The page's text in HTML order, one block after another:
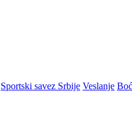
Sportski savez Srbije Veslanje